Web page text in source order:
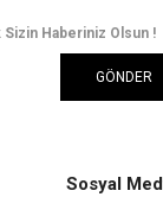
Sizin Haberiniz Olsun !
GÖNDER
Sosyal